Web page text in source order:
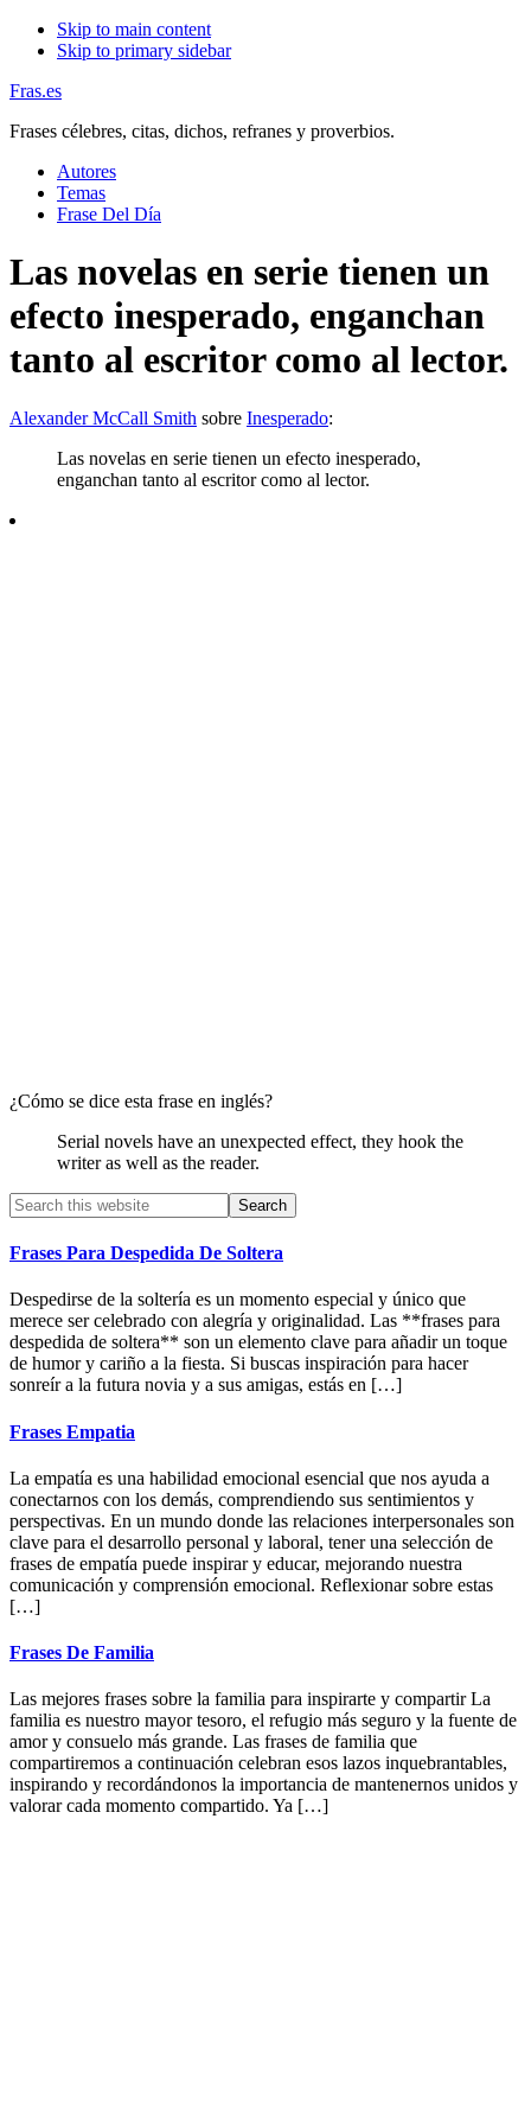
Skip to main content
Skip to primary sidebar
Fras.es
Frases célebres, citas, dichos, refranes y proverbios.
Autores
Temas
Frase Del Día
Las novelas en serie tienen un
efecto inesperado, enganchan
tanto al escritor como al lector.
Alexander McCall Smith sobre Inesperado:
Las novelas en serie tienen un efecto inesperado,
enganchan tanto al escritor como al lector.
¿Cómo se dice esta frase en inglés?
Serial novels have an unexpected effect, they hook the
writer as well as the reader.
Primary
Sidebar
Search
this
website
Frases Para Despedida De Soltera
Despedirse de la soltería es un momento especial y único que
merece ser celebrado con alegría y originalidad. Las **frases para
despedida de soltera** son un elemento clave para añadir un toque
de humor y cariño a la fiesta. Si buscas inspiración para hacer
sonreír a la futura novia y a sus amigas, estás en […]
Frases Empatia
La empatía es una habilidad emocional esencial que nos ayuda a
conectarnos con los demás, comprendiendo sus sentimientos y
perspectivas. En un mundo donde las relaciones interpersonales son
clave para el desarrollo personal y laboral, tener una selección de
frases de empatía puede inspirar y educar, mejorando nuestra
comunicación y comprensión emocional. Reflexionar sobre estas
[…]
Frases De Familia
Las mejores frases sobre la familia para inspirarte y compartir La
familia es nuestro mayor tesoro, el refugio más seguro y la fuente de
amor y consuelo más grande. Las frases de familia que
compartiremos a continuación celebran esos lazos inquebrantables,
inspirando y recordándonos la importancia de mantenernos unidos y
valorar cada momento compartido. Ya […]